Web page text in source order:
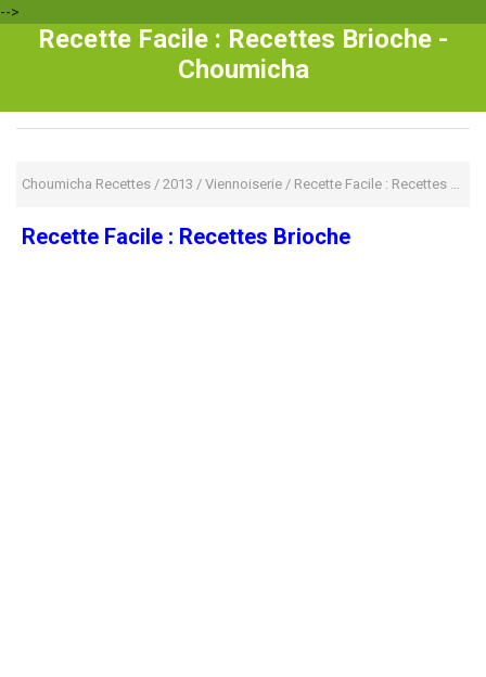
-->
Recette Facile : Recettes Brioche -
Choumicha
Choumicha Recettes / 2013 / Viennoiserie / Recette Facile : Recettes Brioche
Recette Facile : Recettes Brioche